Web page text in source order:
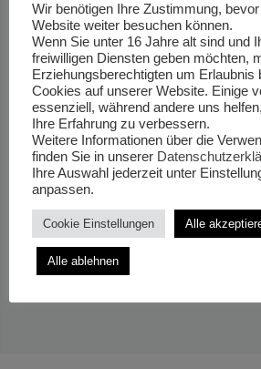
Wir benötigen Ihre Zustimmung,
Website weiter besuchen können.
Wenn Sie unter 16 Jahre alt sind und
freiwilligen Diensten geben möchten,
Erziehungsberechtigten um Erlaubnis
Cookies auf unserer Website. Einige
essenziell, während andere uns
Ihre Erfahrung zu verbessern.
Weitere Informationen über die
finden Sie in unserer
Ihre Auswahl jederzeit unter
anpassen.
Cookie Einstellungen Alle
Alle ablehnen